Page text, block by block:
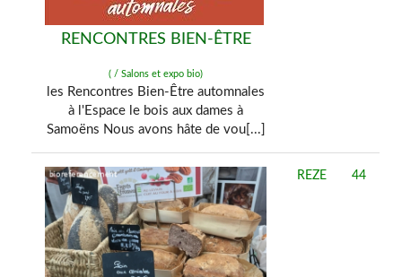
RENCONTRES BIEN-ÊTRE
( / Salons et expo bio)
les Rencontres Bien-Être automnales
à l'Espace le bois aux dames à
Samoëns Nous avons hâte de vou[...]
REZE 44